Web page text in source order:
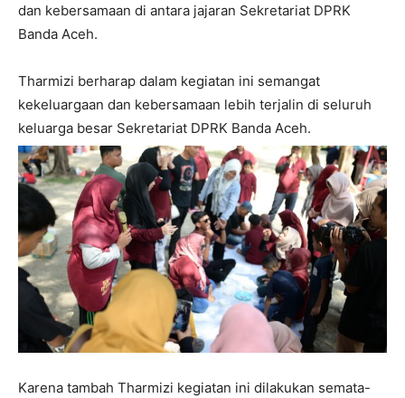
dan kebersamaan di antara jajaran Sekretariat DPRK
Banda Aceh.
Tharmizi berharap dalam kegiatan ini semangat
kekeluargaan dan kebersamaan lebih terjalin di seluruh
keluarga besar Sekretariat DPRK Banda Aceh.
Karena tambah Tharmizi kegiatan ini dilakukan semata-